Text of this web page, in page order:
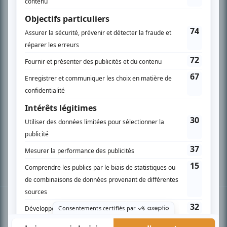
Accueil
Liste des oeuvres
Liste des comédiens
Recherche avancée
À propos
Nous contacter
Termes et conditions
Politique de confidentialité
Gestion du consentement